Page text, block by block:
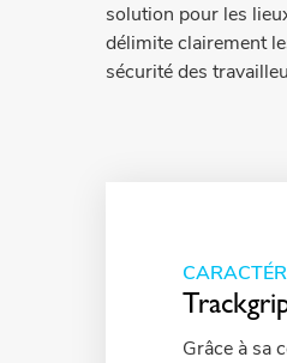
solution pour les
délimite clairement
sécurité des
Grâce à sa